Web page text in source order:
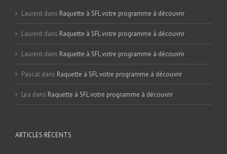
Laurent dans Raquette à SFL votre programme à découvrir
Laurent dans Raquette à SFL votre programme à découvrir
Laurent dans Raquette à SFL votre programme à découvrir
Pascal dans Raquette à SFL votre programme à découvrir
Lea dans Raquette à SFL votre programme à découvrir
ARTICLES RÉCENTS